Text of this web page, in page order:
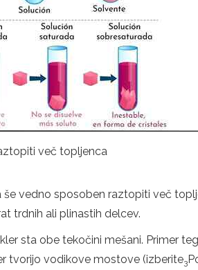
več topljenca
vedno sposoben raztopiti več
trdnih ali plinastih delcev.
sta obe tekočini mešani. Primer
tvorijo vodikove mostove (izberite3